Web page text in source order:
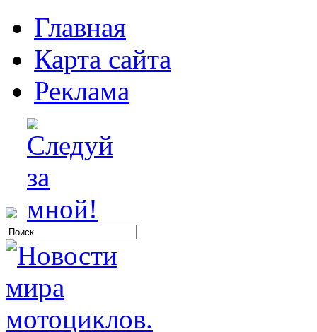
Главная
Карта сайта
Реклама